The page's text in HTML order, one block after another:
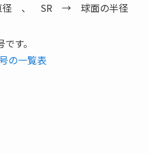
径 、 SR → 球面の半径
す。
の一覧表